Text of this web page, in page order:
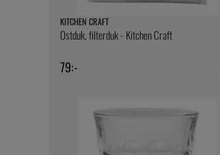
KITCHEN CRAFT
Ostduk, filterduk - Kitchen Craft
79:-